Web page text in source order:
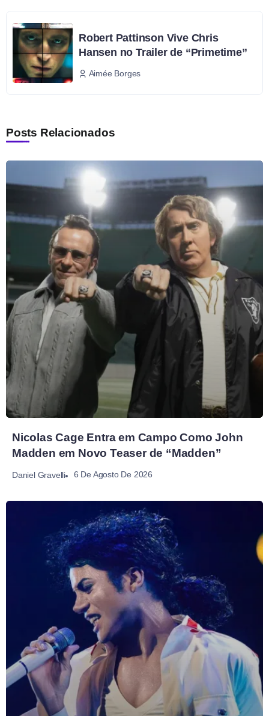
Robert Pattinson Vive Chris
Hansen no Trailer de “Primetime”
Aimée Borges
Posts Relacionados
Nicolas Cage Entra em Campo Como John
Madden em Novo Teaser de “Madden”
Daniel Gravelli 6 De Agosto De 2026